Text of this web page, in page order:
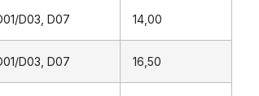
D03, D07 14,00
D03, D07 16,50